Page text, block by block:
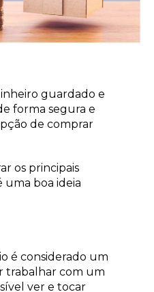
guardado e
forma segura e
de comprar
os principais
uma boa ideia
é considerado um
trabalhar com um
ver e tocar